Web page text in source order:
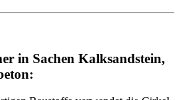
in Sachen Kalksandstein,